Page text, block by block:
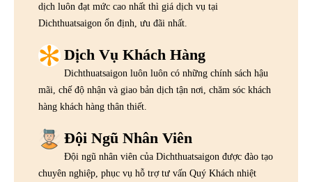
dịch luôn đạt mức cao nhất thì giá dịch vụ tại
Dichthuatsaigon ổn định, ưu đãi nhất.
Dịch Vụ Khách Hàng
Dichthuatsaigon luôn luôn có những chính sách hậu
mãi, chế độ nhận và giao bản dịch tận nơi, chăm sóc khách
hàng khách hàng thân thiết.
Đội Ngũ Nhân Viên
Đội ngũ nhân viên của Dichthuatsaigon được đào tạo
chuyên nghiệp, phục vụ hỗ trợ tư vấn Quý Khách nhiệt